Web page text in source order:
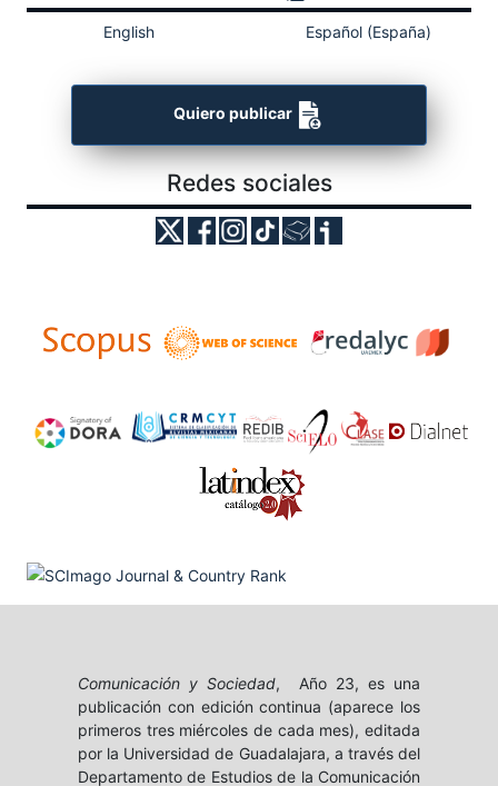
English Español (España)
Quiero publicar
Redes sociales
Comunicación y Sociedad, Año 23, es una
publicación con edición continua (aparece los
primeros tres miércoles de cada mes), editada
por la Universidad de Guadalajara, a través del
Departamento de Estudios de la Comunicación